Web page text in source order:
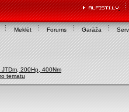
Meklēt Forums Garāža
JTDm, 200Hp, 400Nm
tematu